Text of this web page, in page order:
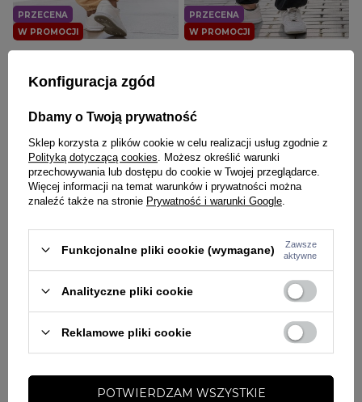
W PROMOCJI
PRZECENA
Jigga Wear Cord beżowe
W PROMOCJI
PRZECENA
Spodnie Materiałowe Baggy
129,00 zł
Spodnie męskie Jeans Jogger
Konfiguracja zgód
Dbamy o Twoją prywatność
Sklep korzysta z plików cookie w celu realizacji usług zgodnie z
Polityką dotyczącą cookies . Możesz określić warunki
przechowywania lub dostępu do cookie w Twojej przeglądarce.
Więcej informacji na temat warunków i prywatności można
znaleźć także na stronie Prywatność i warunki Google
Funkcjonalne pliki cookie (wymagane)
Zawsze
aktywne
Analityczne pliki cookie
Reklamowe pliki cookie
POTWIERDZAM WSZYSTKIE